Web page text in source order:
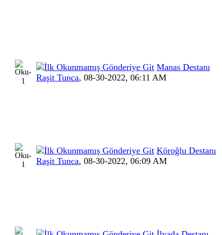
Manas Destanı
Raşit Tunca, 08-30-2022, 06:11 AM
Köroğlu Destanı
Raşit Tunca, 08-30-2022, 06:09 AM